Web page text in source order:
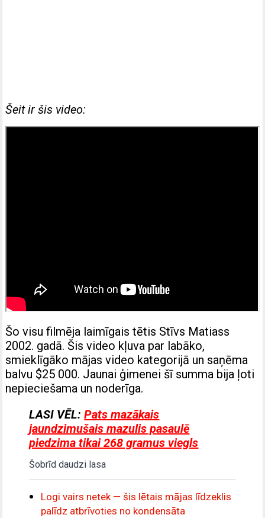
Šeit ir šis video:
Šo visu filmēja laimīgais tētis Stīvs Matiass
2002. gadā. Šis video kļuva par labāko,
smieklīgāko mājas video kategorijā un saņēma
balvu $25 000. Jaunai ģimenei šī summa bija ļoti
nepieciešama un noderīga.
LASI VĒL:Pats mazākais
jaundzimušais mazulis pasaulē
piedzima tikai 268 gramus viegls
Šobrīd daudzi lasa
Logi vairs netek — šis lētais mājas līdzeklis
palīdz atbrīvoties no kondensāta